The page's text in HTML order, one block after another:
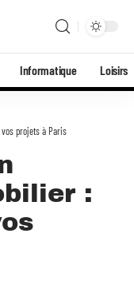
Informatique Loisirs
vos projets à Paris
: